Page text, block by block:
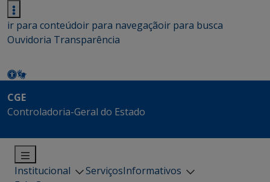
ir para conteúdoir para navegaçãoir para busca
Ouvidoria Transparência
CGE
Controladoria-Geral do Estado
Institucional ServiçosInformativos